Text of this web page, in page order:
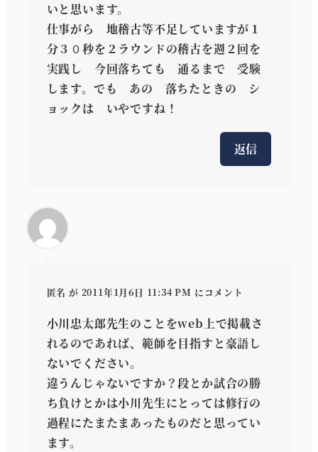
いと思います。
仕事がら 地稽古等不足していますが１
分３０秒を２ラウンドの稽古を週２回を
実践し 今回落ちても 通るまで 受験
します。でも あの 落ちたときの シ
ョックは いやですね！
返信
匿名 が 2011年1月6日 11:34 PM にコメント
小川忠太郎先生のことをweb上で掲載さ
れるのであれば、範師を目指すと豪語し
ないでください。
違うんじゃないですか？段とか試合の勝
ち負けとかは小川先生にとっては修行の
過程にたまたまあったものだと思ってい
ます。